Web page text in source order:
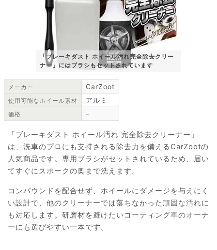
「ブレーキダスト ホイール汚れ完全除去クリー
ナー」にはブラシもセットされています
メーカー CarZoot
使用可能なホイール素材 アルミ
価格 –
「ブレーキダスト ホイール汚れ 完全除去クリーナー」
は、洗車のプロにも支持される除去力を備えるCarZootの
人気商品です。専用ブラシがセットされているため、届い
てすぐにスポークの奥まで洗えます。
コンパウンドを配合せず、ホイールにダメージを与えにく
い設計で、他のクリーナーでは落ちなかった頑固な汚れに
も対応します。研磨材を避けたいコーティング車のオーナ
ーにも選びやすい一本です。